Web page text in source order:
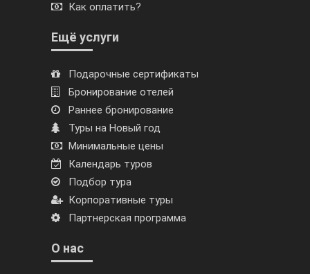
Как оплатить?
Ещё услуги
Подарочные сертификаты
Бронирование отелей
Раннее бронирование
Туры на Новый год
Минимальные цены
Календарь туров
Подбор тура
Корпоративные туры
Партнерская программа
О нас